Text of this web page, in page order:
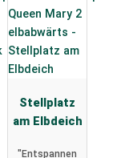
Stellplatz
am Elbdeich
"Entspannen